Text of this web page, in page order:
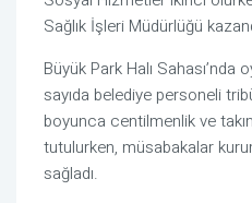
Sağlık İşleri Müdürlüğü
Büyük Park Halı Sahası’nda
sayıda belediye personeli
boyunca centilmenlik ve
tutulurken, müsabakalar
sağladı.